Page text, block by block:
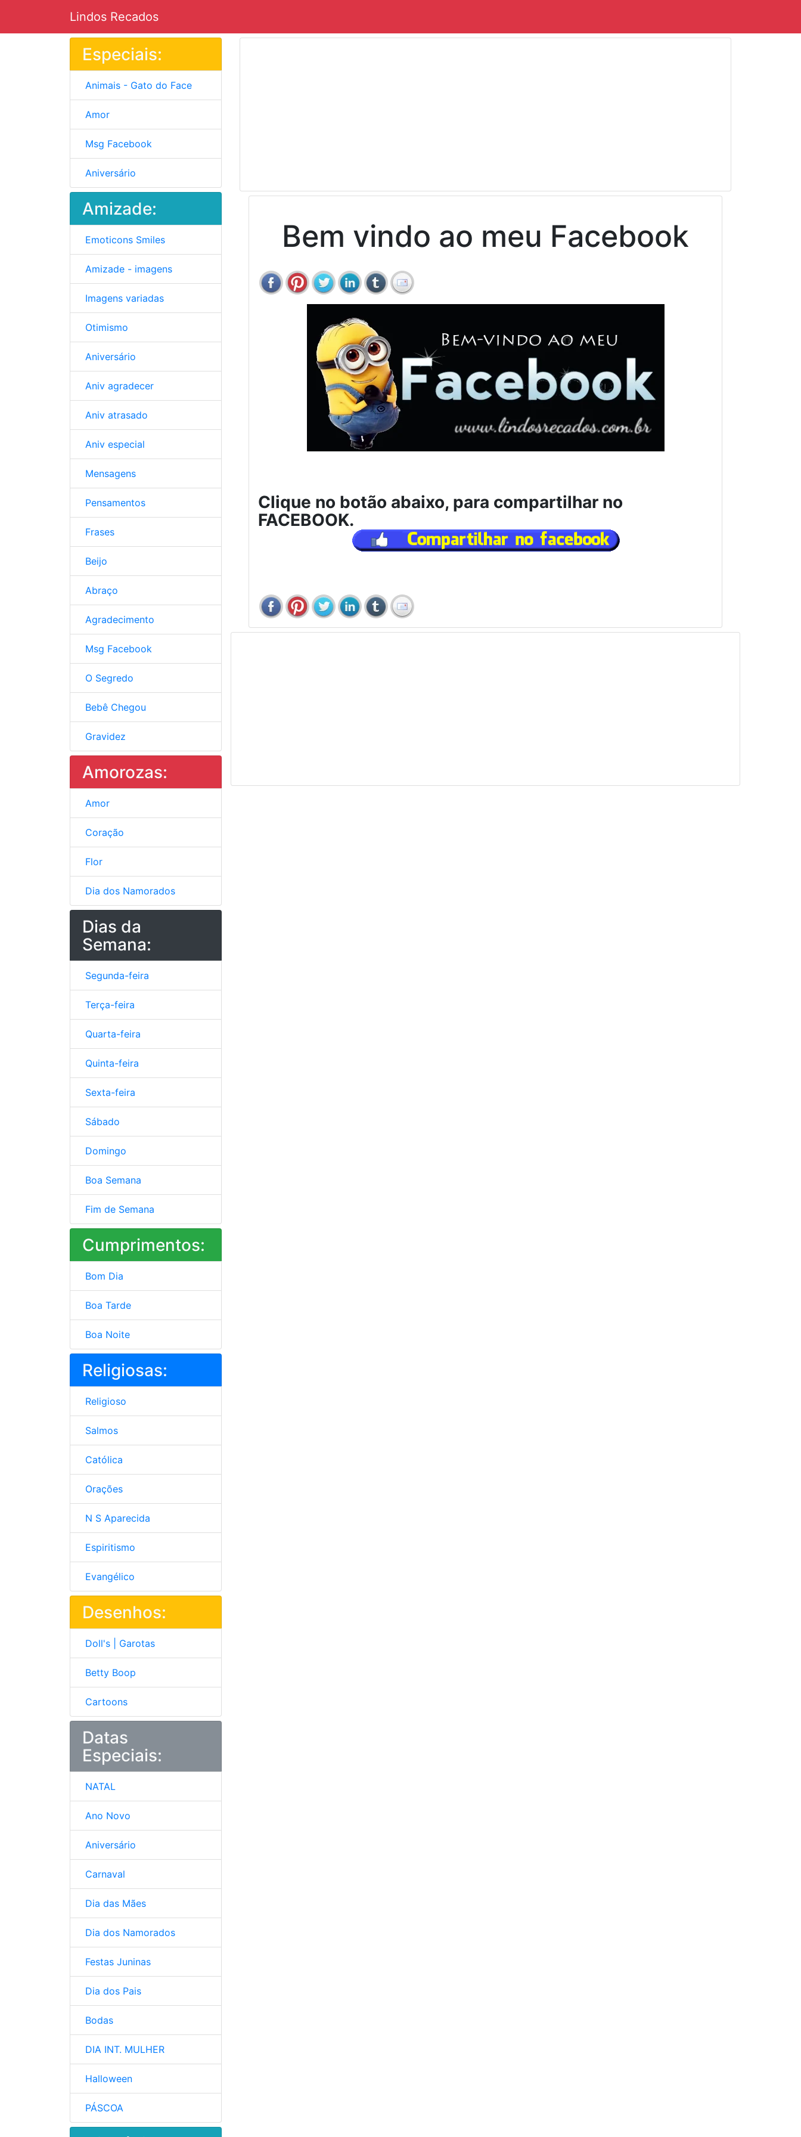
Lindos Recados
Especiais:
Animais - Gato do Face
Amor
Msg Facebook
Aniversário
Amizade:
Emoticons Smiles
Amizade - imagens
Imagens variadas
Otimismo
Aniversário
Aniv agradecer
Aniv atrasado
Aniv especial
Mensagens
Pensamentos
Frases
Beijo
Abraço
Agradecimento
Msg Facebook
O Segredo
Bebê Chegou
Gravidez
Amorozas:
Amor
Coração
Flor
Dia dos Namorados
Dias da
Semana:
Segunda-feira
Terça-feira
Quarta-feira
Quinta-feira
Sexta-feira
Sábado
Domingo
Boa Semana
Fim de Semana
Cumprimentos:
Bom Dia
Boa Tarde
Boa Noite
Religiosas:
Religioso
Salmos
Católica
Orações
N S Aparecida
Espiritismo
Evangélico
Desenhos:
Doll's | Garotas
Betty Boop
Cartoons
Datas
Especiais:
NATAL
Ano Novo
Aniversário
Carnaval
Dia das Mães
Dia dos Namorados
Festas Juninas
Dia dos Pais
Bodas
DIA INT. MULHER
Halloween
PÁSCOA
Bem vindo ao meu Facebook
Clique no botão abaixo, para compartilhar no
FACEBOOK.